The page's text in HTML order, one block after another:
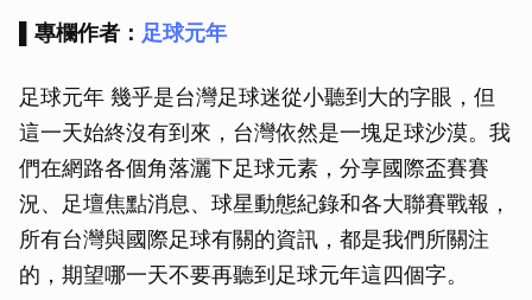
▌專欄作者： 足球元年
足球元年 幾乎是台灣足球迷從小聽到大的字眼，但
這一天始終沒有到來，台灣依然是一塊足球沙漠。我
們在網路各個角落灑下足球元素，分享國際盃賽賽
況、足壇焦點消息、球星動態紀錄和各大聯賽戰報，
所有台灣與國際足球有關的資訊，都是我們所關注
的，期望哪一天不要再聽到足球元年這四個字。